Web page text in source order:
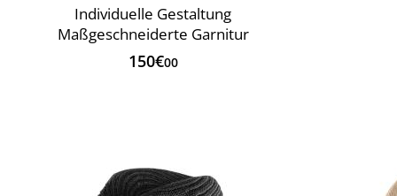
Individuelle Gestaltung
Maßgeschneiderte Garnitur
150€00